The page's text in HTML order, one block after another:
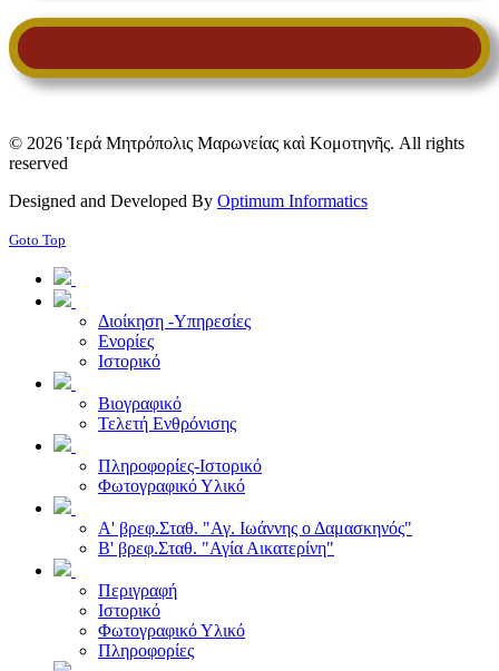
© 2026 Ἱερά Μητρόπολις Μαρωνείας καὶ Κομοτηνῆς. All rights
reserved
Designed and Developed By Optimum Informatics
Goto Top
Διοίκηση -Υπηρεσίες
Ενορίες
Ιστορικό
Βιογραφικό
Τελετή Ενθρόνισης
Πληροφορίες-Ιστορικό
Φωτογραφικό Υλικό
Α' βρεφ.Σταθ. "Αγ. Ιωάννης ο Δαμασκηνός"
Β' βρεφ.Σταθ. "Αγία Αικατερίνη"
Περιγραφή
Ιστορικό
Φωτογραφικό Υλικό
Πληροφορίες